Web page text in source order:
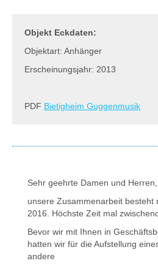
Objekt Eckdaten:
Objektart: Anhänger
Erscheinungsjahr: 2013
PDF Bietigheim Guggenmusik
Sehr geehrte Damen und Herren,
unsere Zusammenarbeit besteht
2016. Höchste Zeit mal
Bevor wir mit Ihnen in
hatten wir für die Aufstellung
andere